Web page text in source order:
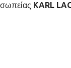
KARL